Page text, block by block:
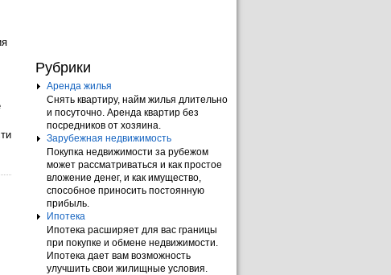
Рубрики
Аренда жилья
Снять квартиру, найм жилья длительно
и посуточно. Аренда квартир без
посредников от хозяина.
Зарубежная недвижимость
Покупка недвижимости за рубежом
может рассматриваться и как простое
вложение денег, и как имущество,
способное приносить постоянную
прибыль.
Ипотека
Ипотека расширяет для вас границы
при покупке и обмене недвижимости.
Ипотека дает вам возможность
улучшить свои жилищные условия.